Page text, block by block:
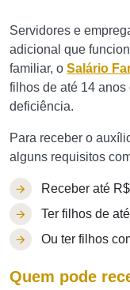
Servidores e
adicional que
familiar, o Salário
filhos de até 14
deficiência.
Para receber o
alguns requisitos
Receber até
Ter filhos de
Ou ter filhos
Quem pode